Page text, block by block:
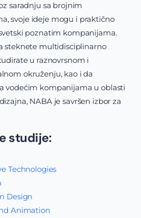
saradnju sa brojnim
svoje ideje mogu i praktično
poznatim kompanijama.
steknete multidisciplinarno
u raznovrsnom i
okruženju, kao i da
vodećim kompanijama u oblasti
NABA je savršen izbor za
studije:
Technologies
Design
Animation